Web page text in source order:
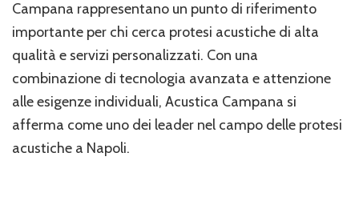
Campana rappresentano un punto di riferimento
importante per chi cerca protesi acustiche di alta
qualità e servizi personalizzati. Con una
combinazione di tecnologia avanzata e attenzione
alle esigenze individuali, Acustica Campana si
afferma come uno dei leader nel campo delle protesi
acustiche a Napoli.